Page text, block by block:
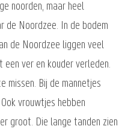
noorden, maar heel
de Noordzee. In de bodem
de Noordzee liggen veel
ver en kouder verleden.
missen. Bij de mannetjes
vrouwtjes hebben
groot. Die lange tanden zien